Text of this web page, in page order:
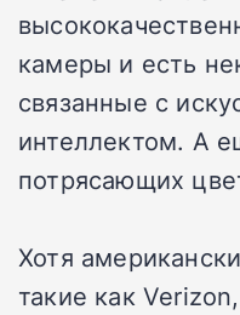
камеры и есть
связанные с
интеллектом. А
потрясающих
Хотя
такие как